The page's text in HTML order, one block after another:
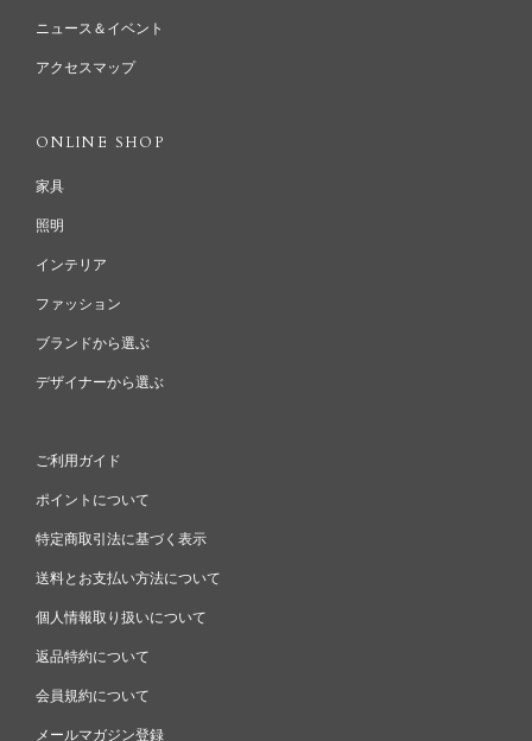
ニュース＆イベント
アクセスマップ
ONLINE SHOP
家具
照明
インテリア
ファッション
ブランドから選ぶ
デザイナーから選ぶ
ご利用ガイド
ポイントについて
特定商取引法に基づく表示
送料とお支払い方法について
個人情報取り扱いについて
返品特約について
会員規約について
メールマガジン登録